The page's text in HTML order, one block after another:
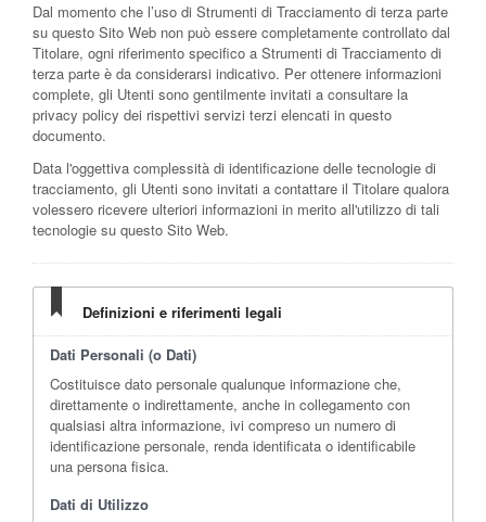
Dal momento che l’uso di Strumenti di Tracciamento di terza parte
su questo Sito Web non può essere completamente controllato dal
Titolare, ogni riferimento specifico a Strumenti di Tracciamento di
terza parte è da considerarsi indicativo. Per ottenere informazioni
complete, gli Utenti sono gentilmente invitati a consultare la
privacy policy dei rispettivi servizi terzi elencati in questo
documento.
Data l'oggettiva complessità di identificazione delle tecnologie di
tracciamento, gli Utenti sono invitati a contattare il Titolare qualora
volessero ricevere ulteriori informazioni in merito all'utilizzo di tali
tecnologie su questo Sito Web.
Definizioni e riferimenti legali
Dati Personali (o Dati)
Costituisce dato personale qualunque informazione che,
direttamente o indirettamente, anche in collegamento con
qualsiasi altra informazione, ivi compreso un numero di
identificazione personale, renda identificata o identificabile
una persona fisica.
Dati di Utilizzo